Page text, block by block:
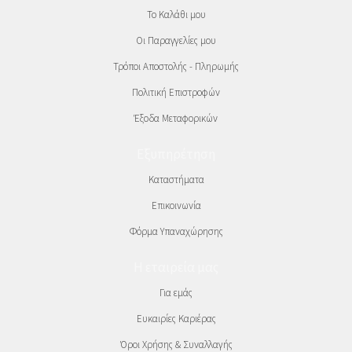
Το Καλάθι μου
Οι Παραγγελίες μου
Τρόποι Αποστολής - Πληρωμής
Πολιτική Επιστροφών
Έξοδα Μεταφορικών
Καταστήματα
Επικοινωνία
Φόρμα Υπαναχώρησης
Για εμάς
Ευκαιρίες Καριέρας
Όροι Χρήσης & Συναλλαγής